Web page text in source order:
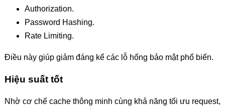
Authorization.
Password Hashing.
Rate Limiting.
Điều này giúp giảm đáng kể các lỗ hổng bảo mật phổ biến.
Hiệu suất tốt
Nhờ cơ chế cache thông minh cùng khả năng tối ưu request,